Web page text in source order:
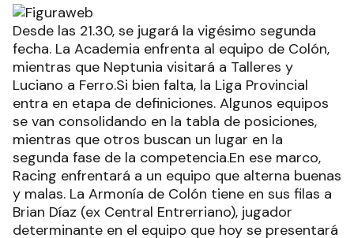
Desde las 21.30, se jugará la vigésimo segunda
fecha. La Academia enfrenta al equipo de Colón,
mientras que Neptunia visitará a Talleres y
Luciano a Ferro.Si bien falta, la Liga Provincial
entra en etapa de definiciones. Algunos equipos
se van consolidando en la tabla de posiciones,
mientras que otros buscan un lugar en la
segunda fase de la competencia.En ese marco,
Racing enfrentará a un equipo que alterna buenas
y malas. La Armonía de Colón tiene en sus filas a
Brian Díaz (ex Central Entrerriano), jugador
determinante en el equipo que hoy se presentará